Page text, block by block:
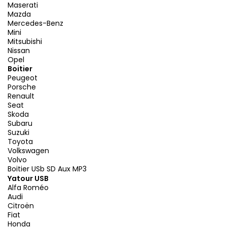
Maserati
Mazda
Mercedes-Benz
Mini
Mitsubishi
Nissan
Opel
Boitier
Peugeot
Porsche
Renault
Seat
Skoda
Subaru
Suzuki
Toyota
Volkswagen
Volvo
Boitier USb SD Aux MP3
Yatour USB
Alfa Roméo
Audi
Citroën
Fiat
Honda